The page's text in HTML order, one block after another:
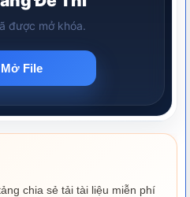
chia sẻ tải tài liệu miễn phí